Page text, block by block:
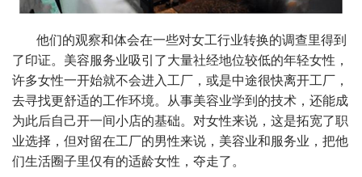
他们的观察和体会在一些对女工行业转换的调查里得到
了印证。美容服务业吸引了大量社经地位较低的年轻女性，
许多女性一开始就不会进入工厂，或是中途很快离开工厂，
去寻找更舒适的工作环境。从事美容业学到的技术，还能成
为此后自己开一间小店的基础。对女性来说，这是拓宽了职
业选择，但对留在工厂的男性来说，美容业和服务业，把他
们生活圈子里仅有的适龄女性，夺走了。